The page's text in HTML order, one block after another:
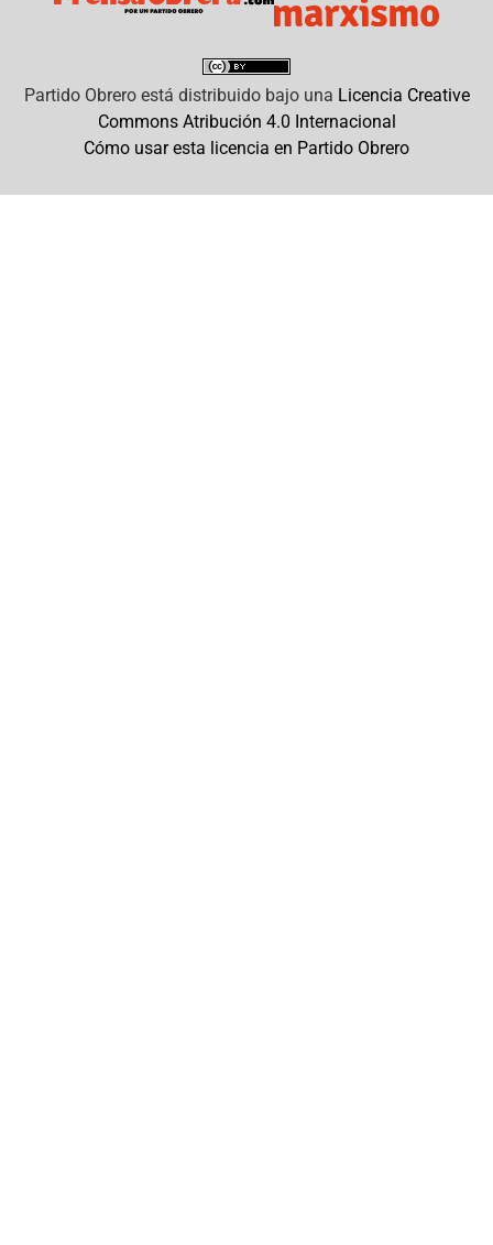
Partido Obreroestá distribuido bajo una Licencia Creative
Commons Atribución 4.0 Internacional
Cómo usar esta licencia en Partido Obrero